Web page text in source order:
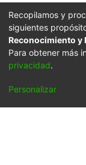
Recopilamos y
siguientes
Reconocimiento y
Para obtener más
privacidad.
Personalizar